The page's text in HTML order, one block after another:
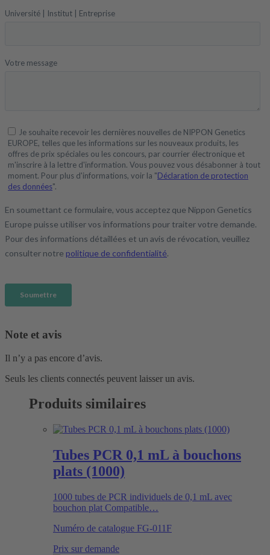
Note et avis
Il n’y a pas encore d’avis.
Seuls les clients connectés peuvent laisser un avis.
Produits similaires
Tubes PCR 0,1 mL à bouchons
plats (1000)
1000 tubes de PCR individuels de 0,1 mL avec
bouchon plat Compatible…
Numéro de catalogue FG-011F
Prix sur demande